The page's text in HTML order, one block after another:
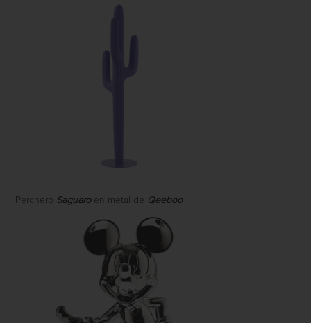
Perchero Saguaroen metal de Qeeboo